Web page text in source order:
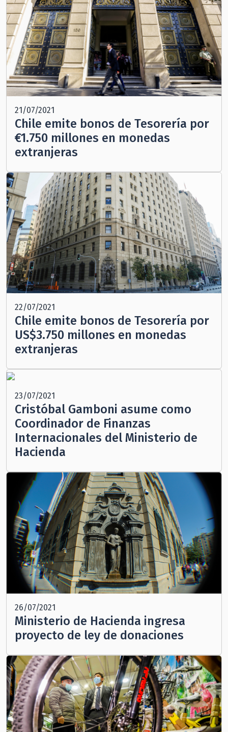
21/07/2021
Chile emite bonos de Tesorería por
€1.750 millones en monedas
extranjeras
22/07/2021
Chile emite bonos de Tesorería por
US$3.750 millones en monedas
extranjeras
23/07/2021
Cristóbal Gamboni asume como
Coordinador de Finanzas
Internacionales del Ministerio de
Hacienda
26/07/2021
Ministerio de Hacienda ingresa
proyecto de ley de donaciones